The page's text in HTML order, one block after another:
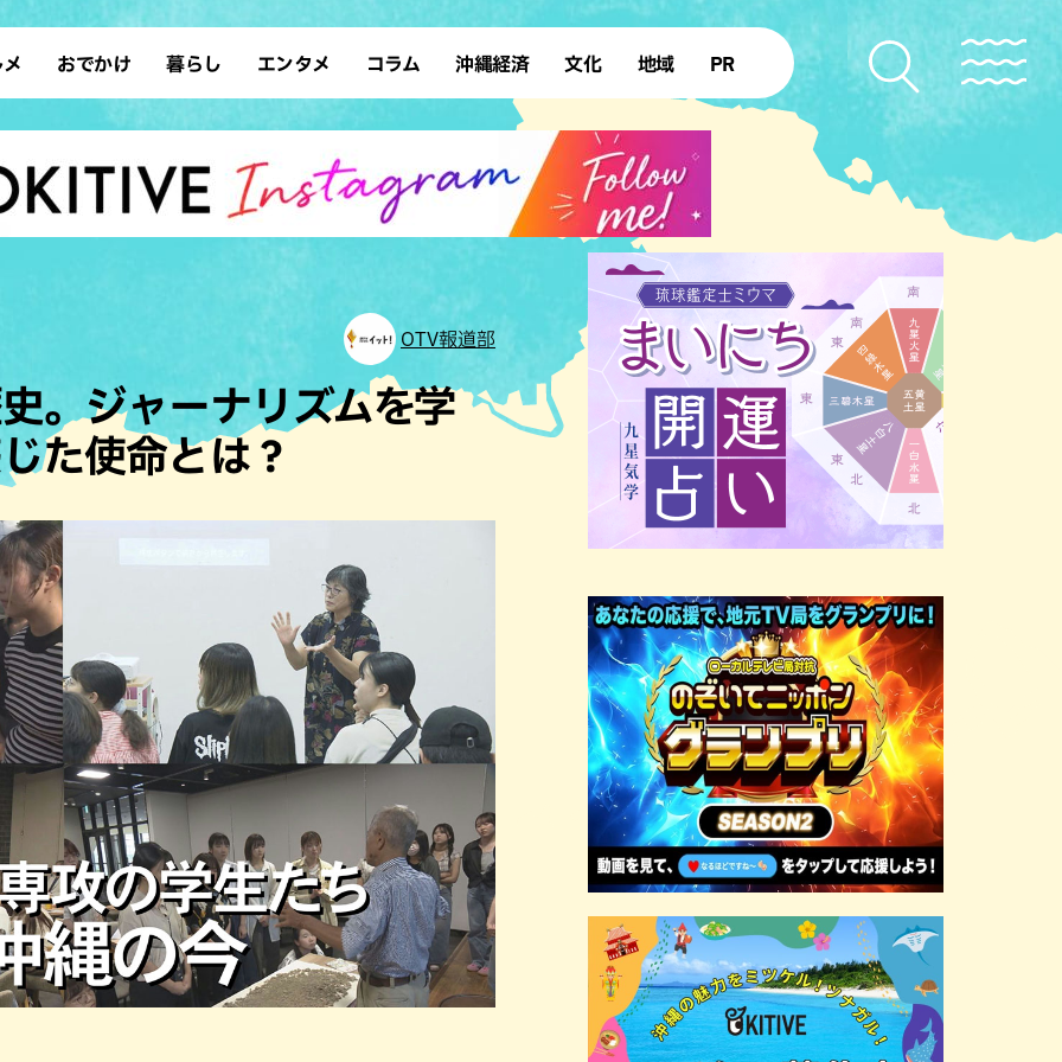
ン 沖縄そば
ウト カフェ
和食・日本料理
・焼肉 焼鳥・串料理
肉料理 居酒屋・バー
イキング
ガー
おでかけ
デート ドライブ
散歩 ソロ活
サウナ 公園
沖縄の海
暮らし
レシピ SDGs
ファッション ローカルニュース
沖縄移住 沖縄旧暦行事
エンタメ
スポーツ 占い
タレント・芸人 テレビ
コラム 沖縄経済 文化
復帰50年
地域
本島北部 本島中部
本島南部 先島諸島
北部離島
PR
OTV報道部
。ジャーナリズムを学
た使命とは？